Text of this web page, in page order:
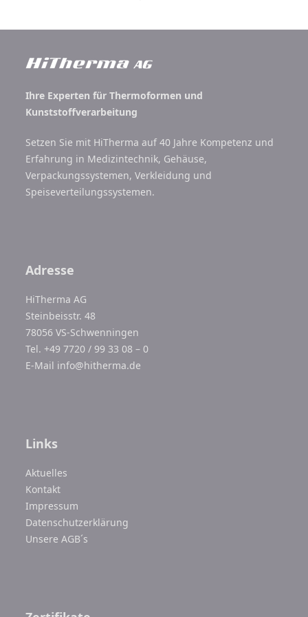
Ihre Experten für Thermoformen und
Kunststoffverarbeitung
Setzen Sie mit HiTherma auf 40 Jahre Kompetenz und
Erfahrung in Medizintechnik, Gehäuse,
Verpackungssystemen, Verkleidung und
Speiseverteilungssystemen.
Adresse
HiTherma AG
Steinbeisstr. 48
78056 VS-Schwenningen
Tel. +49 7720 / 99 33 08 – 0
E-Mail info@hitherma.de
Links
Aktuelles
Kontakt
Impressum
Datenschutzerklärung
Unsere AGB´s